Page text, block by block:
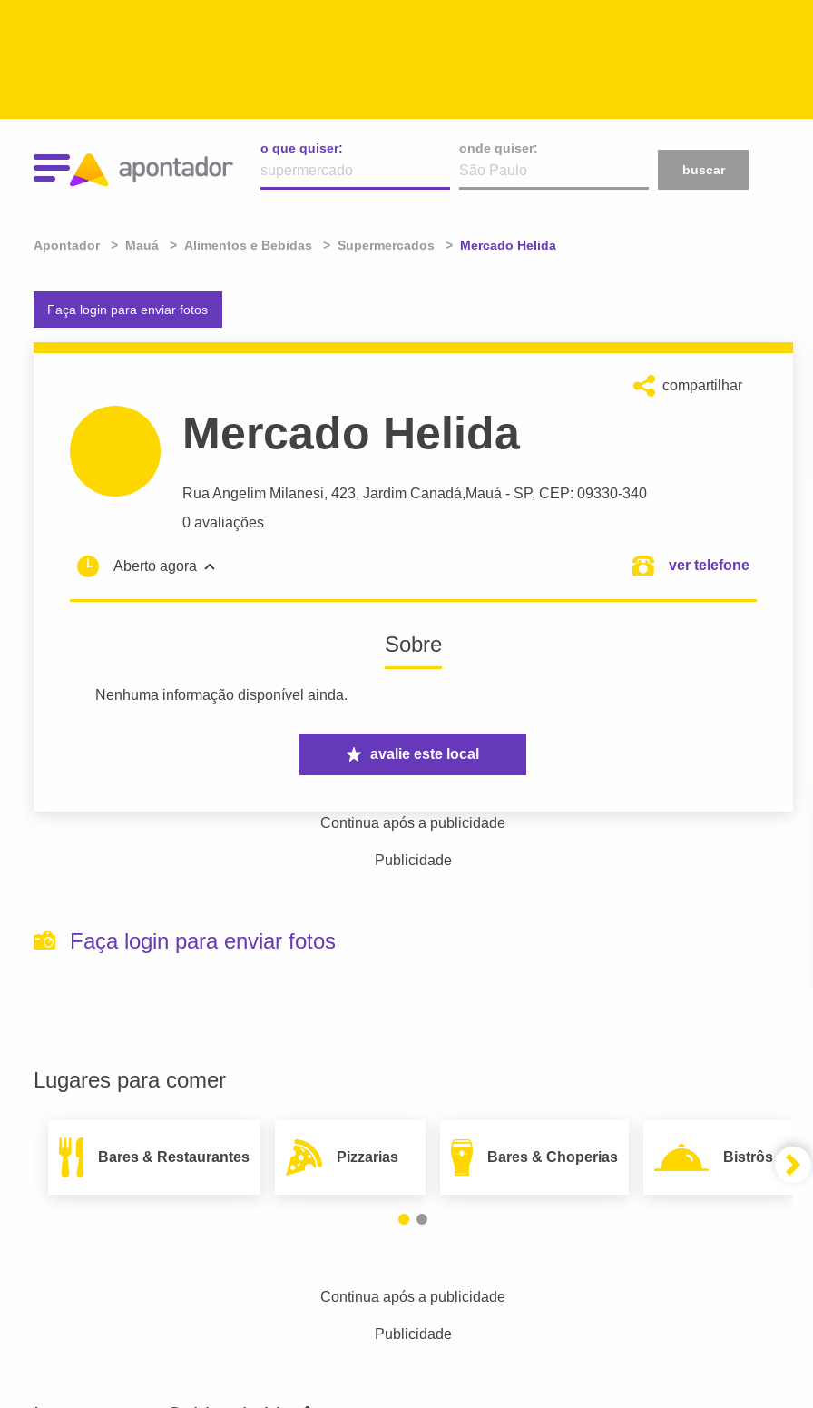
o que quiser:
onde quiser:
buscar
Apontador Mauá Alimentos e Bebidas Supermercados Atual:
Mercado Helida
Faça login para enviar fotos
compartilhar
Mercado Helida
Rua Angelim Milanesi, 423, Jardim Canadá,Mauá - SP, CEP: 09330-340
0 avaliações
Aberto agora ver telefone
Sobre
Nenhuma informação disponível ainda.
avalie este local
Continua após a publicidade
Publicidade
Faça login para enviar fotos
Lugares para comer
Bares & Restaurantes Pizzarias Bares & Choperias Bistrôs
Continua após a publicidade
Publicidade